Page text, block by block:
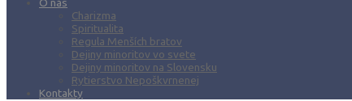
O nás
Charizma
Spiritualita
Regula Menších bratov
Dejiny minoritov vo svete
Dejiny minoritov na Slovensku
Rytierstvo Nepoškvrnenej
Kontakty